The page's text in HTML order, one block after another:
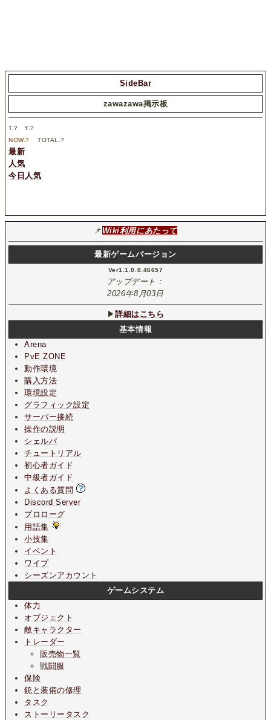
SideBar
zawazawa掲示板
T.? Y.?
NOW.? TOTAL.?
最新
人気
今日人気
📌 Wiki利用にあたって
最新ゲームバージョン
Ver1.1.0.0.46657
アップデート：
2026年8月03日
▶詳細はこちら
基本情報
Arena
PvE ZONE
動作環境
購入方法
環境設定
グラフィック設定
サーバー接続
操作の説明
シェルパ
チュートリアル
初心者ガイド
中級者ガイド
よくある質問
Discord Server
プロローグ
用語集
小技集
イベント
ワイプ
シーズンアカウント
ゲームシステム
体力
オブジェクト
敵キャラクター
トレーダー
販売物一覧
戦闘服
保険
銃と装備の修理
タスク
ストーリータスク